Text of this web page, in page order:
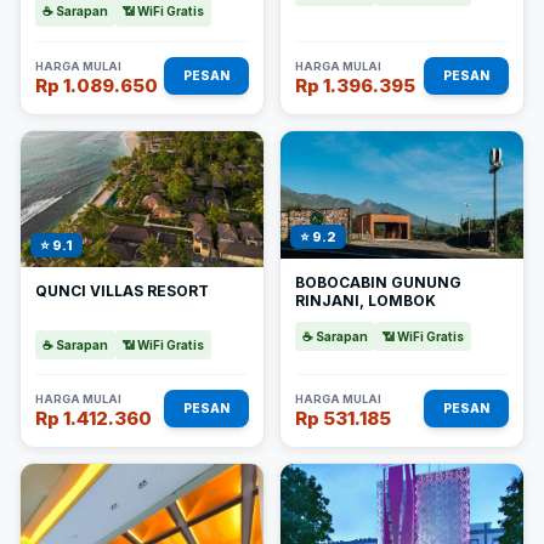
☕ Sarapan 📶 WiFi Gratis
HARGA MULAI
Rp 1.089.650 PESAN
HARGA MULAI
Rp 1.396.395 PESAN
⭐ 9.1
QUNCI VILLAS RESORT
☕ Sarapan 📶 WiFi Gratis
HARGA MULAI
Rp 1.412.360 PESAN
⭐ 9.2
BOBOCABIN GUNUNG
RINJANI, LOMBOK
☕ Sarapan 📶 WiFi Gratis
HARGA MULAI
Rp 531.185 PESAN